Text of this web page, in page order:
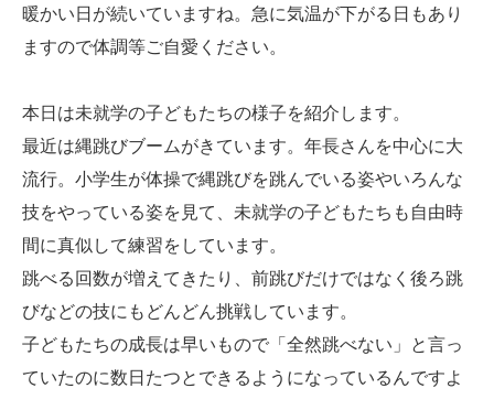
暖かい日が続いていますね。急に気温が下がる日もあり
ますので体調等ご自愛ください。
本日は未就学の子どもたちの様子を紹介します。
最近は縄跳びブームがきています。年長さんを中心に大
流行。小学生が体操で縄跳びを跳んでいる姿やいろんな
技をやっている姿を見て、未就学の子どもたちも自由時
間に真似して練習をしています。
跳べる回数が増えてきたり、前跳びだけではなく後ろ跳
びなどの技にもどんどん挑戦しています。
子どもたちの成長は早いもので「全然跳べない」と言っ
ていたのに数日たつとできるようになっているんですよ